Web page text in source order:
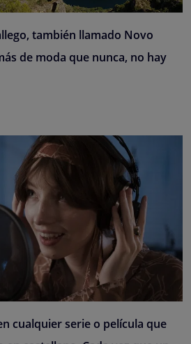
también llamado Novo
de moda que nunca, no hay
cualquier serie o película que